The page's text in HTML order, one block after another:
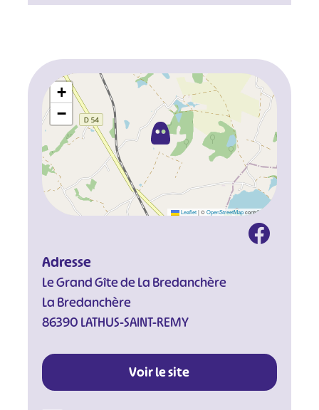
+
−
Leaflet |©OpenStreetMapcontributors
Adresse
Le Grand Gîte de La Bredanchère
La Bredanchère
86390 LATHUS-SAINT-REMY
Voir le site